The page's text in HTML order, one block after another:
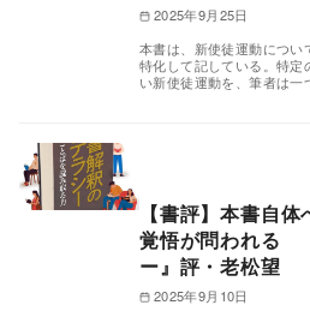
2025年9月25日
本書は、新使徒運動につい
特化して記している。特定
い新使徒運動を、筆者は
【書評】本書自
覚悟が問われる
ー』評・老松望
2025年9月10日